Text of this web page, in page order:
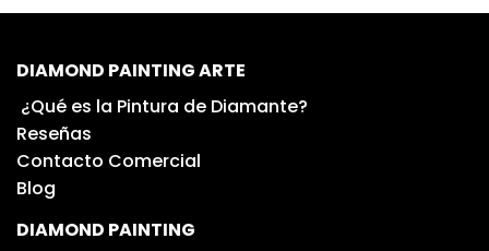
DIAMOND PAINTING ARTE
¿Qué es la Pintura de Diamante?
Reseñas
Contacto Comercial
Blog
DIAMOND PAINTING